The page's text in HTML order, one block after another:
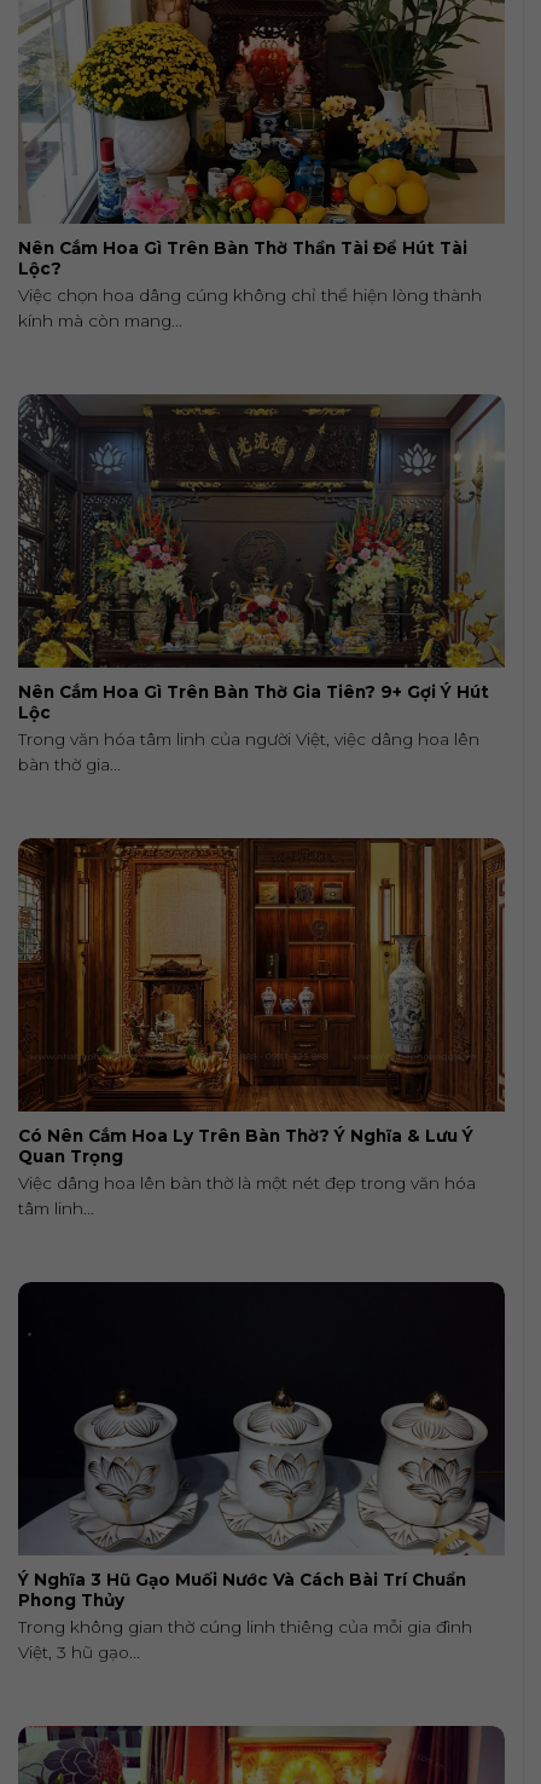
Nên Cắm Hoa Gì Trên Bàn Thờ Thần Tài Để Hút Tài
Lộc?
Việc chọn hoa dâng cúng không chỉ thể hiện lòng thành
kính mà còn mang...
Nên Cắm Hoa Gì Trên Bàn Thờ Gia Tiên? 9+ Gợi Ý Hút
Lộc
Trong văn hóa tâm linh của người Việt, việc dâng hoa lên
bàn thờ gia...
Có Nên Cắm Hoa Ly Trên Bàn Thờ? Ý Nghĩa & Lưu Ý
Quan Trọng
Việc dâng hoa lên bàn thờ là một nét đẹp trong văn hóa
tâm linh...
Ý Nghĩa 3 Hũ Gạo Muối Nước Và Cách Bài Trí Chuẩn
Phong Thủy
Trong không gian thờ cúng linh thiêng của mỗi gia đình
Việt, 3 hũ gạo...